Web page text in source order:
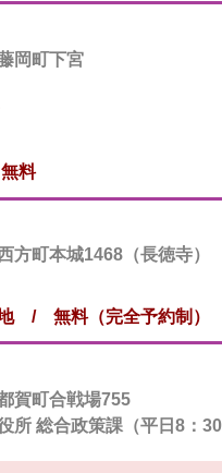
岡町下宮
料
方町本城1468（長徳寺）
/ 無料（完全予約制）
賀町合戦場755
所 総合政策課（平日8：